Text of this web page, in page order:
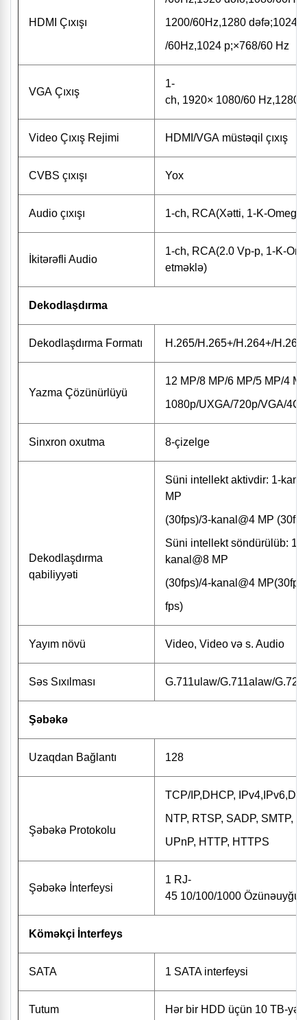
HDMI Çıxışı
1200/60Hz,1280 dəfə;1024/
/60Hz,1024 p;×768/60 Hz
VGA Çıxış
1-
ch, 1920× 1080/60
Video Çıxış Rejimi HDMI/VGA müstəqil çıxış
CVBS çıxışı Yox
Audio çıxışı 1-ch, RCA(Xətti, 1-K-Omega)
İkitərəfli Audio
1-ch, RCA(2.0 Vp-p, 1-K-
etməklə)
Dekodlaşdırma
Dekodlaşdırma Formatı H.265/H.265+/H.264+/H.264
Yazma Çözünürlüyü
12 MP/8 MP/6 MP/5 MP/4
1080p/UXGA/720p/VGA/
Sinxron oxutma 8-çizelge
Dekodlaşdırma
qabiliyyəti
Süni intellekt aktivdir: 1-
MP
(30fps)/3-kanal@4 MP
Süni intellekt söndürülüb: 1-
kanal@8 MP
(30fps)/4-kanal@4
fps)
Yayım növü Video, Video və s. Audio
Səs Sıxılması G.711ulaw/G.711alaw/
Şəbəkə
Uzaqdan Bağlantı 128
Şəbəkə Protokolu
TCP/IP,DHCP,
NTP, RTSP, SADP, SMTP,
UPnP, HTTP, HTTPS
Şəbəkə İnterfeysi
1 RJ-
45 10/100/1000
Köməkçi İnterfeys
SATA 1 SATA interfeysi
Tutum Hər bir HDD üçün 10 TB-yə